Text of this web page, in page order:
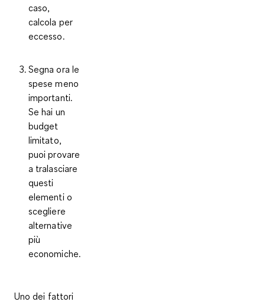
caso,
calcola per
eccesso.
Segna ora le
spese meno
importanti.
Se hai un
budget
limitato,
puoi provare
a tralasciare
questi
elementi o
scegliere
alternative
più
economiche.
Uno dei fattori